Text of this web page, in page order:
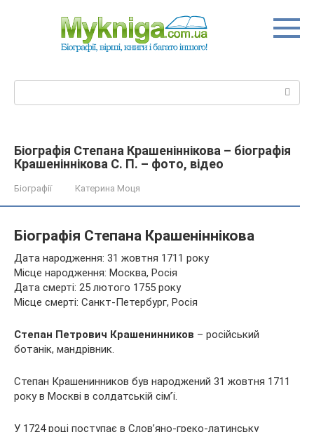
Біографія Степана Крашеніннікова – біографія
Крашеніннікова С. П. – фото, відео
Біографії Катерина Моця
Біографія Степана Крашеніннікова
Дата народження: 31 жовтня 1711 року
Місце народження: Москва, Росія
Дата смерті: 25 лютого 1755 року
Місце смерті: Санкт-Петербург, Росія
Степан Петрович Крашенинников – російський
ботанік, мандрівник.
Степан Крашенинников був народжений 31 жовтня 1711
року в Москві в солдатській сім’ї.
У 1724 році поступає в Слов’яно-греко-латинську